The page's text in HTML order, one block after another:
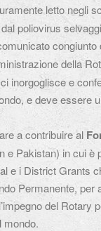
letto negli
poliovirus
della
inorgoglisce e
e deve essere
a contribuire al
e Pakistan) in cui è
e i District Grants
Permanente,
del
mondo.